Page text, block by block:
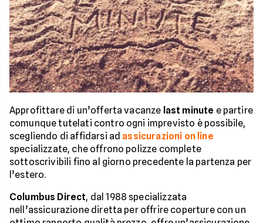
Approfittare di un’offerta vacanze last minute e partire
comunque tutelati contro ogni imprevisto è possibile,
scegliendo di affidarsi ad assicurazioni on line
specializzate, che offrono polizze complete
sottoscrivibili fino al giorno precedente la partenza per
l’estero.
Columbus Direct, dal 1988 specializzata
nell’assicurazione diretta per offrire coperture con un